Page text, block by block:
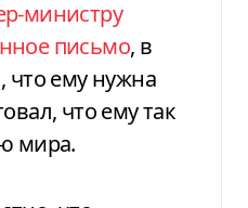
министру
письмо, в
что ему нужна
что ему так
мира.